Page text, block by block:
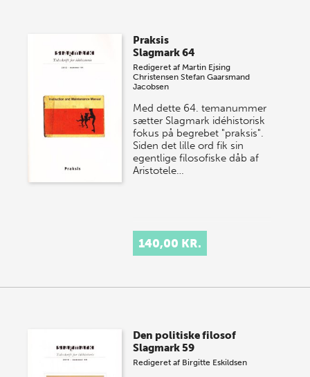
Praksis
Slagmark 64
Redigeret af Martin Ejsing
Christensen Stefan Gaarsmand
Jacobsen
Med dette 64. temanummer
sætter Slagmark idéhistorisk
fokus på begrebet "praksis".
Siden det lille ord fik sin
egentlige filosofiske dåb af
Aristotele…
140,00 KR.
Den politiske filosof
Slagmark 59
Redigeret af Birgitte Eskildsen